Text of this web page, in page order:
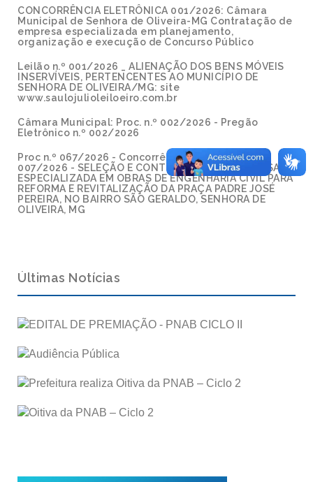
CONCORRÊNCIA ELETRÔNICA 001/2026: Câmara
Municipal de Senhora de Oliveira-MG Contratação de
empresa especializada em planejamento,
organização e execução de Concurso Público
Leilão n.º 001/2026 _ ALIENAÇÃO DOS BENS MÓVEIS
INSERVÍVEIS, PERTENCENTES AO MUNICÍPIO DE
SENHORA DE OLIVEIRA/MG: site
www.saulojulioleiloeiro.com.br
Câmara Municipal: Proc. n.º 002/2026 - Pregão
Eletrônico n.º 002/2026
Proc n.º 067/2026 - Concorrência Eletrônica n.º
007/2026 - SELEÇÃO E CONTRATAÇÃO DE EMPRESA
ESPECIALIZADA EM OBRAS DE ENGENHARIA CIVIL PARA
REFORMA E REVITALIZAÇÃO DA PRAÇA PADRE JOSÉ
PEREIRA, NO BAIRRO SÃO GERALDO, SENHORA DE
OLIVEIRA, MG
Últimas Notícias